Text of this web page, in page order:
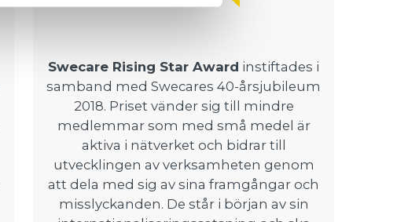
Swecare Rising Star Award instiftades i
samband med Swecares 40-årsjubileum
2018. Priset vänder sig till mindre
medlemmar som med små medel är
aktiva i nätverket och bidrar till
utvecklingen av verksamheten genom
att dela med sig av sina framgångar och
misslyckanden. De står i början av sin